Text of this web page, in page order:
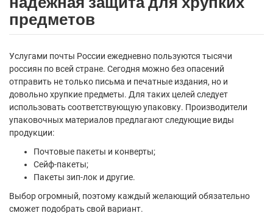
предметов
Услугами почты России ежедневно пользуются тысячи
россиян по всей стране. Сегодня можно без опасений
отправить не только письма и печатные издания, но и
довольно хрупкие предметы. Для таких целей следует
использовать соответствующую упаковку. Производители
упаковочных материалов предлагают следующие виды
продукции:
Почтовые пакеты и конверты;
Сейф-пакеты;
Пакеты зип-лок и другие.
Выбор огромный, поэтому каждый желающий обязательно
сможет подобрать свой вариант.